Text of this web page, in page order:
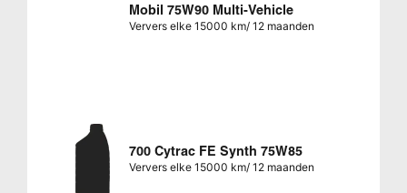
Mobil 75W90 Multi-Vehicle
Ververs elke 15000 km/ 12 maanden
700 Cytrac FE Synth 75W85
Ververs elke 15000 km/ 12 maanden